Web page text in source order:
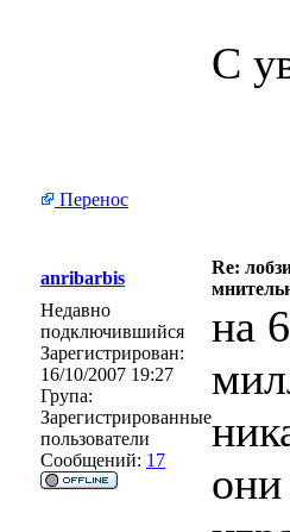
С
Перенос
anribarbis
Re:
Недавно
подключившийся
Зарегистрирован:
16/10/2007 19:27
Група:
Зарегистрированные
пользователи
Сообщений: 17
на